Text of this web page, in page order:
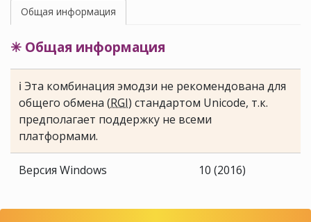
Общая информация
✳ Общая информация
ℹ Эта комбинация эмодзи не рекомендована для
общего обмена (RGI) стандартом Unicode, т.к.
предполагает поддержку не всеми
платформами.
Версия Windows 10 (2016)